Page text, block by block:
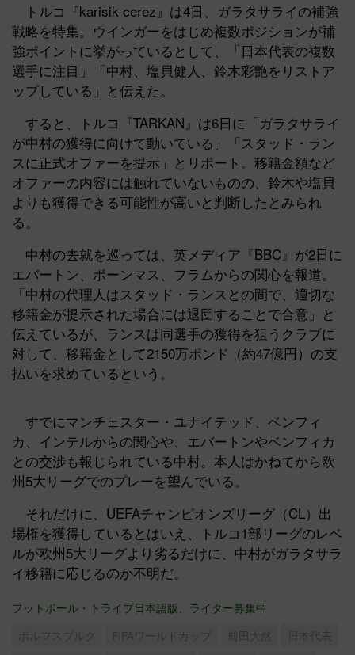
トルコ『karisik cerez』は4日、ガラタサライの補強
戦略を特集。ウインガーをはじめ複数ポジションが補
強ポイントに挙がっているとして、「日本代表の複数
選手に注目」「中村、塩貝健人、鈴木彩艶をリストア
ップしている」と伝えた。
すると、トルコ『TARKAN』は6日に「ガラタサライ
が中村の獲得に向けて動いている」「スタッド・ラン
スに正式オファーを提示」とリポート。移籍金額など
オファーの内容には触れていないものの、鈴木や塩貝
よりも獲得できる可能性が高いと判断したとみられ
る。
中村の去就を巡っては、英メディア『BBC』が2日に
エバートン、ボーンマス、フラムからの関心を報道。
「中村の代理人はスタッド・ランスとの間で、適切な
移籍金が提示された場合には退団することで合意」と
伝えているが、ランスは同選手の獲得を狙うクラブに
対して、移籍金として2150万ポンド（約47億円）の支
払いを求めているという。
すでにマンチェスター・ユナイテッド、ベンフィ
カ、インテルからの関心や、エバートンやベンフィカ
との交渉も報じられている中村。本人はかねてから欧
州5大リーグでのプレーを望んでいる。
それだけに、UEFAチャンピオンズリーグ（CL）出
場権を獲得しているとはいえ、トルコ1部リーグのレベ
ルが欧州5大リーグより劣るだけに、中村がガラタサラ
イ移籍に応じるのか不明だ。
フットボール・トライブ日本語版、ライター募集中
ボルフスブルク FIFAワールドカップ 前田大然
日本代表